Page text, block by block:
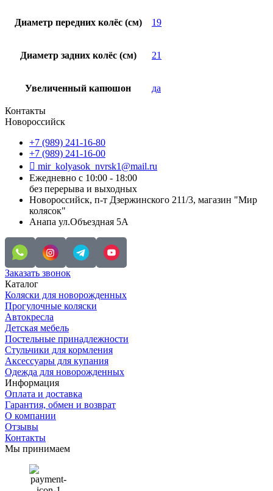
Диаметр передних колёс (см) 19
Диаметр задних колёс (см) 21
Увеличенный капюшон да
Контакты
Новороссийск
+7 (989) 241-16-80
+7 (989) 241-16-00
mir_kolyasok_nvrsk1@mail.ru
Ежедневно с 10:00 - 18:00
без перерыва и выходных
Новороссийск, п-т Дзержинского 211/3, магазин "Мир
колясок"
Анапа ул.Объездная 5А
Заказать звонок
Каталог
Коляски для новорожденных
Прогулочные коляски
Автокресла
Детская мебель
Постельные принадлежности
Стульчики для кормления
Аксессуары для купания
Одежда для новорожденных
Информация
Оплата и доставка
Гарантия, обмен и возврат
О компании
Отзывы
Контакты
Мы принимаем